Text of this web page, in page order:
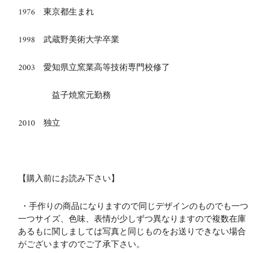
1976 東京都生まれ
1998 武蔵野美術大学卒業
2003 愛知県立窯業高等技術専門校修了
益子焼窯元勤務
2010 独立
【購入前にお読み下さい】
・手作りの商品になりますので同じデザインのものでも一つ
一つサイズ、色味、表情が少しずつ異なりますので複数在庫
あるもに関しましては写真と同じものをお送りできない場合
がございますのでご了承下さい。